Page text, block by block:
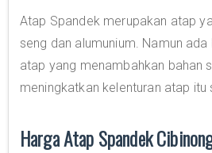
Atap Spandek merupakan atap
seng dan alumunium. Namun
atap yang menambahkan bahan
meningkatkan kelenturan atap itu
Harga Atap Spandek